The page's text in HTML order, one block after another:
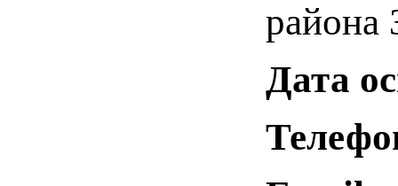
района
Дата